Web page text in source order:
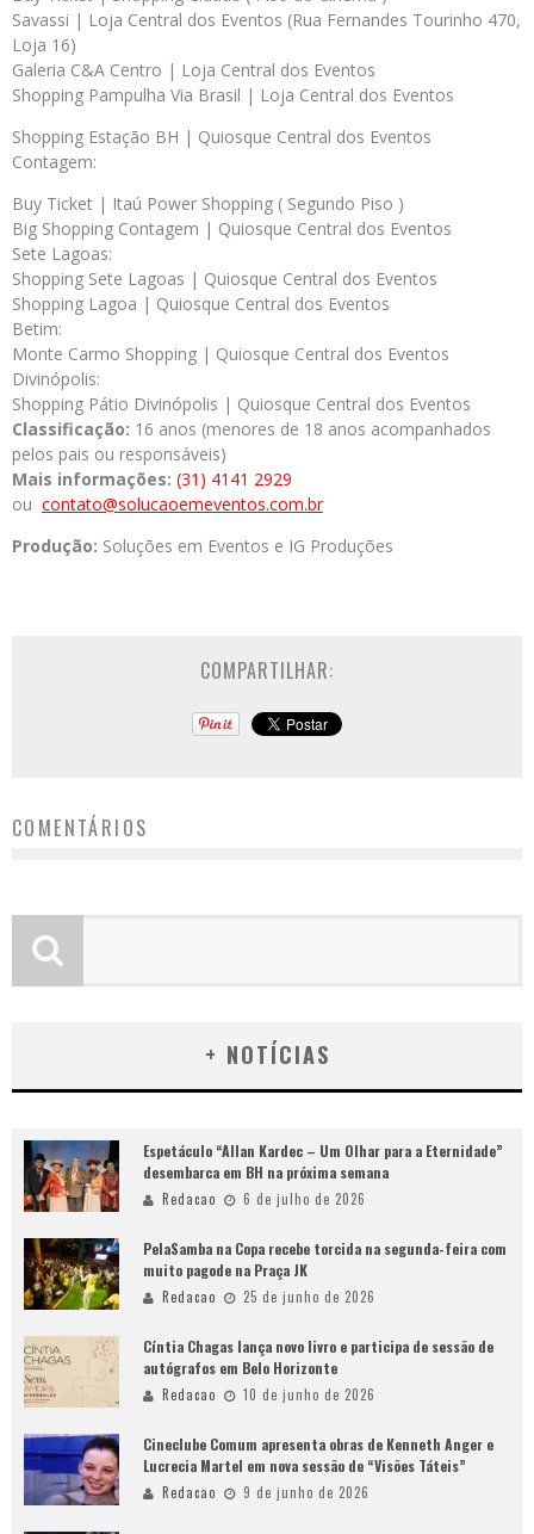
Savassi | Loja Central dos Eventos (Rua Fernandes Tourinho 470,
Loja 16)
Galeria C&A Centro | Loja Central dos Eventos
Shopping Pampulha Via Brasil | Loja Central dos Eventos
Shopping Estação BH | Quiosque Central dos Eventos
Contagem:
Buy Ticket | Itaú Power Shopping ( Segundo Piso )
Big Shopping Contagem | Quiosque Central dos Eventos
Sete Lagoas:
Shopping Sete Lagoas | Quiosque Central dos Eventos
Shopping Lagoa | Quiosque Central dos Eventos
Betim:
Monte Carmo Shopping | Quiosque Central dos Eventos
Divinópolis:
Shopping Pátio Divinópolis | Quiosque Central dos Eventos
Classificação: 16 anos (menores de 18 anos acompanhados
pelos pais ou responsáveis)
Mais informações: (31) 4141 2929
ou contato@solucaoemeventos.com.br
Produção: Soluções em Eventos e IG Produções
COMPARTILHAR:
COMENTÁRIOS
+ NOTÍCIAS
Espetáculo “Allan Kardec – Um Olhar para a Eternidade”
desembarca em BH na próxima semana
Redacao 6 de julho de 2026
PelaSamba na Copa recebe torcida na segunda-feira com
muito pagode na Praça JK
Redacao 25 de junho de 2026
Cíntia Chagas lança novo livro e participa de sessão de
autógrafos em Belo Horizonte
Redacao 10 de junho de 2026
Cineclube Comum apresenta obras de Kenneth Anger e
Lucrecia Martel em nova sessão de “Visões Táteis”
Redacao 9 de junho de 2026